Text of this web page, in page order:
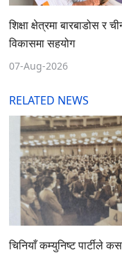
शिक्षा क्षेत्रमा बारबाडोस र
विकासमा सहयोग
07-Aug-2026
RELATED NEWS
चिनियाँ कम्युनिष्ट पार्टीले